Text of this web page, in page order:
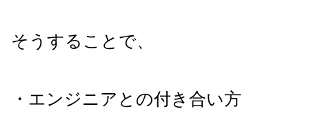
そうすることで、
・エンジニアとの付き合い方